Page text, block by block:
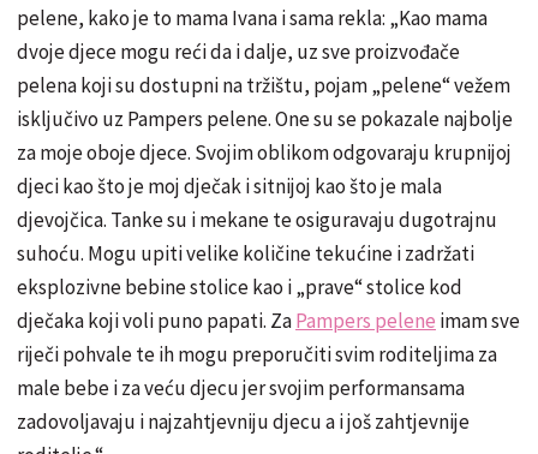
pelene, kako je to mama Ivana i sama rekla: „Kao mama
dvoje djece mogu reći da i dalje, uz sve proizvođače
pelena koji su dostupni na tržištu, pojam „pelene“ vežem
isključivo uz Pampers pelene. One su se pokazale najbolje
za moje oboje djece. Svojim oblikom odgovaraju krupnijoj
djeci kao što je moj dječak i sitnijoj kao što je mala
djevojčica. Tanke su i mekane te osiguravaju dugotrajnu
suhoću. Mogu upiti velike količine tekućine i zadržati
eksplozivne bebine stolice kao i „prave“ stolice kod
dječaka koji voli puno papati. ZaPampers pelene imam sve
riječi pohvale te ih mogu preporučiti svim roditeljima za
male bebe i za veću djecu jer svojim performansama
zadovoljavaju i najzahtjevniju djecu a i još zahtjevnije